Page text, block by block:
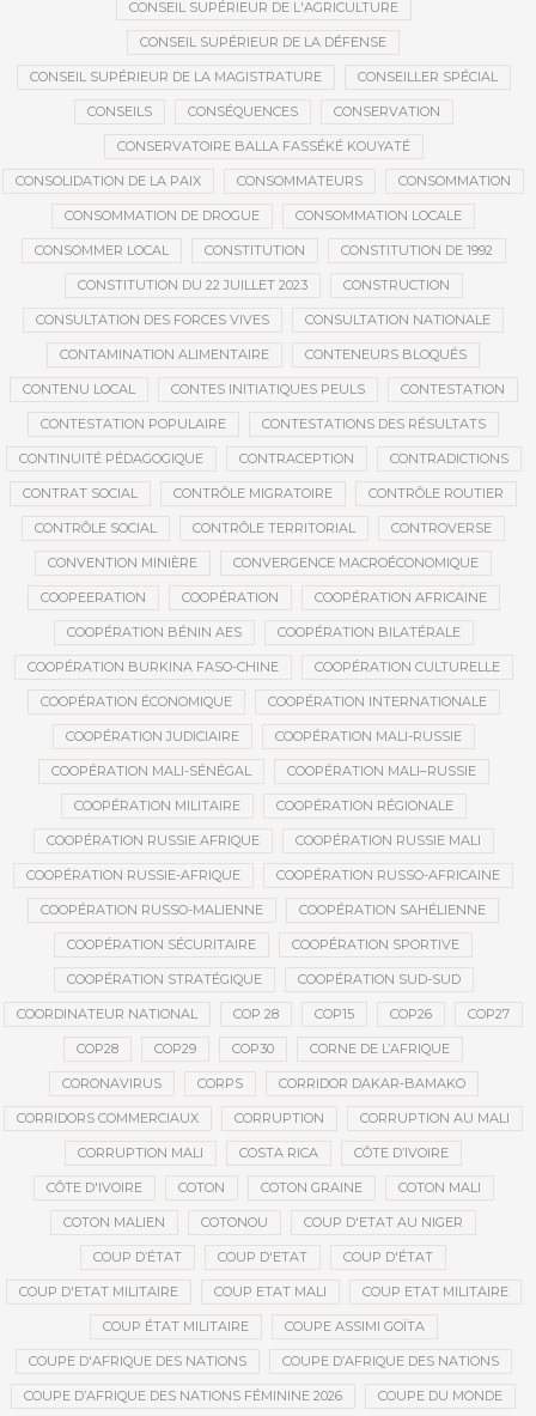
CONSEIL SUPÉRIEUR DE L'AGRICULTURE
CONSEIL SUPÉRIEUR DE LA DÉFENSE
CONSEIL SUPÉRIEUR DE LA MAGISTRATURE CONSEILLER SPÉCIAL
CONSEILS CONSÉQUENCES CONSERVATION
CONSERVATOIRE BALLA FASSÉKÉ KOUYATÉ
CONSOLIDATION DE LA PAIX CONSOMMATEURS CONSOMMATION
CONSOMMATION DE DROGUE CONSOMMATION LOCALE
CONSOMMER LOCAL CONSTITUTION CONSTITUTION DE 1992
CONSTITUTION DU 22 JUILLET 2023 CONSTRUCTION
CONSULTATION DES FORCES VIVES CONSULTATION NATIONALE
CONTAMINATION ALIMENTAIRE CONTENEURS BLOQUÉS
CONTENU LOCAL CONTES INITIATIQUES PEULS CONTESTATION
CONTESTATION POPULAIRE CONTESTATIONS DES RÉSULTATS
CONTINUITÉ PÉDAGOGIQUE CONTRACEPTION CONTRADICTIONS
CONTRAT SOCIAL CONTRÔLE MIGRATOIRE CONTRÔLE ROUTIER
CONTRÔLE SOCIAL CONTRÔLE TERRITORIAL CONTROVERSE
CONVENTION MINIÈRE CONVERGENCE MACROÉCONOMIQUE
COOPEERATION COOPÉRATION COOPÉRATION AFRICAINE
COOPÉRATION BÉNIN AES COOPÉRATION BILATÉRALE
COOPÉRATION BURKINA FASO-CHINE COOPÉRATION CULTURELLE
COOPÉRATION ÉCONOMIQUE COOPÉRATION INTERNATIONALE
COOPÉRATION JUDICIAIRE COOPÉRATION MALI-RUSSIE
COOPÉRATION MALI-SÉNÉGAL COOPÉRATION MALI–RUSSIE
COOPÉRATION MILITAIRE COOPÉRATION RÉGIONALE
COOPÉRATION RUSSIE AFRIQUE COOPÉRATION RUSSIE MALI
COOPÉRATION RUSSIE-AFRIQUE COOPÉRATION RUSSO-AFRICAINE
COOPÉRATION RUSSO-MALIENNE COOPÉRATION SAHÉLIENNE
COOPÉRATION SÉCURITAIRE COOPÉRATION SPORTIVE
COOPÉRATION STRATÉGIQUE COOPÉRATION SUD-SUD
COORDINATEUR NATIONAL COP 28 COP15 COP26 COP27
COP28 COP29 COP30 CORNE DE L’AFRIQUE
CORONAVIRUS CORPS CORRIDOR DAKAR-BAMAKO
CORRIDORS COMMERCIAUX CORRUPTION CORRUPTION AU MALI
CORRUPTION MALI COSTA RICA CÔTE D’IVOIRE
CÔTE D'IVOIRE COTON COTON GRAINE COTON MALI
COTON MALIEN COTONOU COUP D'ETAT AU NIGER
COUP D’ÉTAT COUP D'ETAT COUP D'ÉTAT
COUP D'ETAT MILITAIRE COUP ETAT MALI COUP ETAT MILITAIRE
COUP ÉTAT MILITAIRE COUPE ASSIMI GOÏTA
COUPE D'AFRIQUE DES NATIONS COUPE D’AFRIQUE DES NATIONS
COUPE D’AFRIQUE DES NATIONS FÉMININE 2026 COUPE DU MONDE